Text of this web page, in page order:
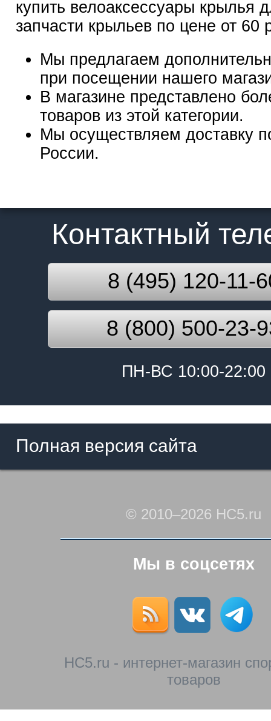
купить велоаксессуары крылья
запчасти крыльев по цене от 60
Мы предлагаем
при посещении нашего
В магазине представлено
товаров из этой категории.
Мы осуществляем доставку
России.
Контактный
8 (495) 120-11-
8 (800) 500-23-
ПН-ВС 10:00-22:00
Полная версия сайта
© 2010–2026 HC5.ru
Мы в соцсетях
HC5.ru - интернет-магазин
товаров